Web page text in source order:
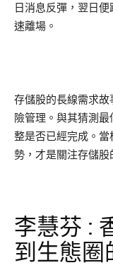
日消息反彈，翌日
速離場。
存儲股的長線需求
險管理。與其猜測
整是否已經完成。
勢，才是關注存儲股
李慧芬 :
到生態圈